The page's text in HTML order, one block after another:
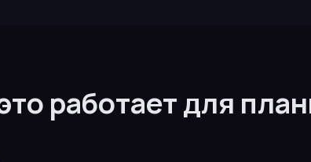
работает для